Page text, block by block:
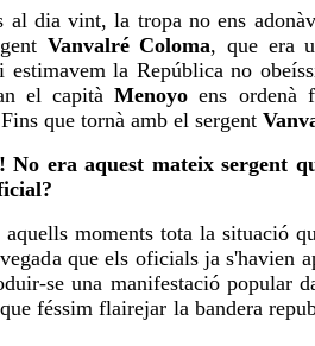
dia vint, la tropa no ens
Vanvalré Coloma, que era
la República no
el capitàMenoyo ens ordenà
que tornà amb el sergent
era aquest mateix sergent
moments tota la situació
que els oficials ja s'havien
se una manifestació popular
féssim flairejar la bandera